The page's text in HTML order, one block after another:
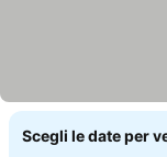
Scegli le date per